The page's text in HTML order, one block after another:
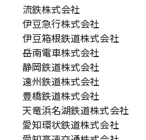
流鉄株式会社
伊豆急行株式会社
伊豆箱根鉄道株式会社
岳南電車株式会社
静岡鉄道株式会社
遠州鉄道株式会社
豊橋鉄道株式会社
天竜浜名湖鉄道株式会社
愛知環状鉄道株式会社